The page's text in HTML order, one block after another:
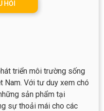
Chính sách vận chuyển
Chính sách bảo mật
HỎI
triển môi trường sống
Nam. Với tư duy xem chó
sản phẩm tại
sự thoải mái cho các